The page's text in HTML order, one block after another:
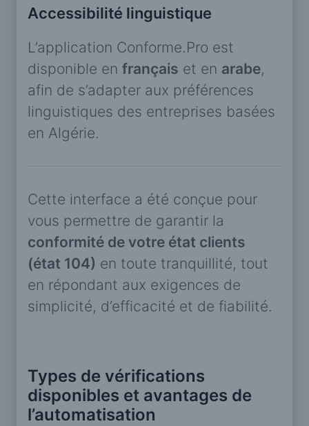
Accessibilité linguistique
L’application Conforme.Pro est
disponible en français et en arabe,
afin de s’adapter aux préférences
linguistiques des entreprises basées
en Algérie.
Cette interface a été conçue pour
vous permettre de garantir la
conformité de votre état clients
(état 104) en toute tranquillité, tout
en répondant aux exigences de
simplicité, d’efficacité et de fiabilité.
Types de vérifications
disponibles et avantages de
l’automatisation